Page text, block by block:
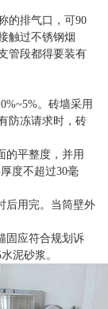
的排气口，可90
触过不锈钢烟
管段都得要装有
。砖墙采用
防冻请求时，砖
的平整度，并用
度不超过30毫
后用完。当筒壁外
固应符合规划诉
泥砂浆。